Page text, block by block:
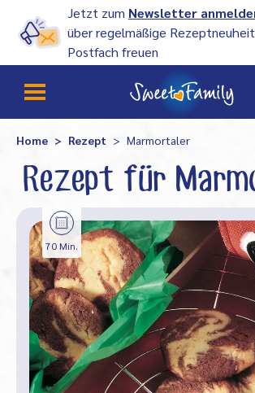
Jetzt zum Newsletter
über regelmäßige
Postfach freuen
Home Rezept Marmortaler
Rezept für
70 Min.